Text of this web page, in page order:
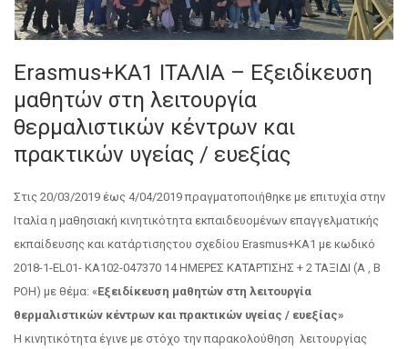
Εrasmus+KA1 ΙΤΑΛΙΑ – Εξειδίκευση
μαθητών στη λειτουργία
θερμαλιστικών κέντρων και
πρακτικών υγείας / ευεξίας
Στις 20/03/2019 έως 4/04/2019 πραγματοποιήθηκε με επιτυχία στην
Ιταλία η μαθησιακή κινητικότητα εκπαιδευομένων επαγγελματικής
εκπαίδευσης και κατάρτισηςτου σχεδίου Erasmus+ΚΑ1 με κωδικό
2018-1-EL01- KA102-047370 14 ΗΜΕΡΕΣ ΚΑΤΑΡΤΙΣΗΣ + 2 ΤΑΞΙΔΙ (Α , Β
ΡΟΗ) με θέμα: «Εξειδίκευση μαθητών στη λειτουργία
θερμαλιστικών κέντρων και πρακτικών υγείας / ευεξίας»
Η κινητικότητα έγινε με στόχο την παρακολούθηση λειτουργίας